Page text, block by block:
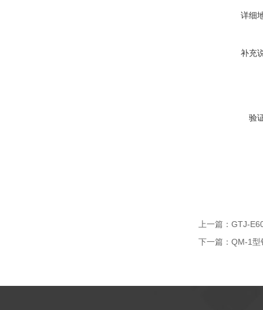
详细
补充
验
上一篇： GTJ-
下一篇： QM-1型